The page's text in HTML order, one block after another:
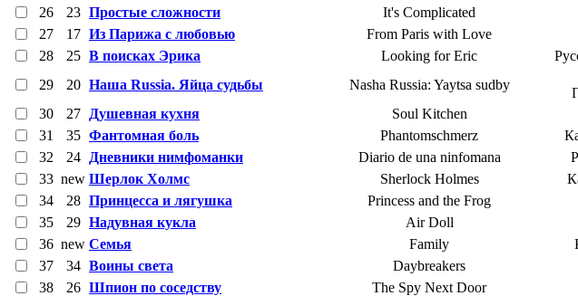
26
23 Простые сложности It's Complicated
27
17 Из Парижа с любовью From Paris with Love
28
25 В поисках Эрика Looking for Eric
29
20 Наша Russia. Яйца судьбы Nasha Russia: Yaytsa sudby
30
27 Душевная кухня Soul Kitchen
31
35 Фантомная боль Phantomschmerz
32
24 Дневники нимфоманки Diario de una ninfomana
33 new Шерлок Холмс Sherlock Holmes
34
28 Принцесса и лягушка Princess and the Frog
35
29 Надувная кукла Air Doll
36 new Семья Family
37
34 Воины света Daybreakers
38
26 Шпион по соседству The Spy Next Door